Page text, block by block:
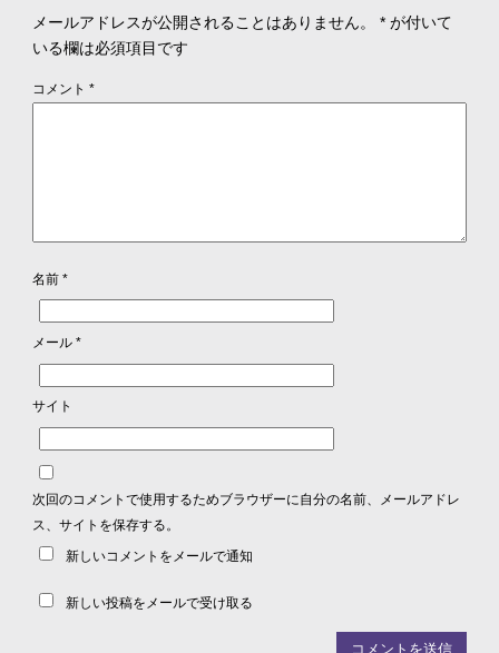
メールアドレスが公開されることはありません。 *が付いて
いる欄は必須項目です
コメント *
名前 *
メール *
サイト
次回のコメントで使用するためブラウザーに自分の名前、メールアドレ
ス、サイトを保存する。
新しいコメントをメールで通知
新しい投稿をメールで受け取る